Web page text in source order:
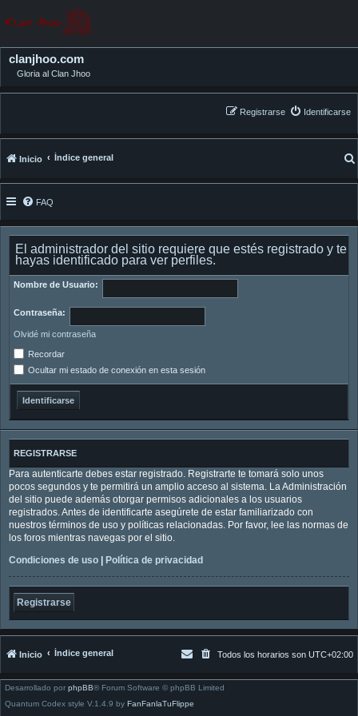
clanjhoo.com
Gloria al Clan Jhoo
Identificarse
Registrarse
Inicio Índice general
FAQ
El administrador del sitio requiere que estés registrado y te
hayas identificado para ver perfiles.
Nombre de Usuario:
Contraseña:
Olvidé mi contraseña
Recordar
Ocultar mi estado de conexión en esta sesión
REGISTRARSE
Para autenticarte debes estar registrado. Registrarte te tomará solo unos
pocos segundos y te permitirá un amplio acceso al sistema. La Administración
del sitio puede además otorgar permisos adicionales a los usuarios
registrados. Antes de identificarte asegúrete de estar familiarizado con
nuestros términos de uso y políticas relacionadas. Por favor, lee las normas de
los foros mientras navegas por el sitio.
Condiciones de uso
Política de privacidad
Registrarse
Inicio Índice general Todos los horarios son UTC+02:00
Desarrollado por phpBB® Forum Software © phpBB Limited
Quantum Codex style V.1.4.9 by FanFanlaTuFlippe